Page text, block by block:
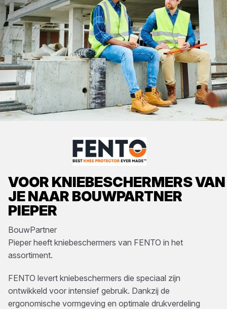
VOOR KNIEBESCHERMERS
JE NAAR BOUWPARTNER
PIEPER
BouwPartner
Pieper heeft kniebeschermers van FENTO in het
assortiment.
FENTO levert kniebeschermers die speciaal zijn
ontwikkeld voor intensief gebruik. Dankzij de
ergonomische vormgeving en optimale drukverdeling